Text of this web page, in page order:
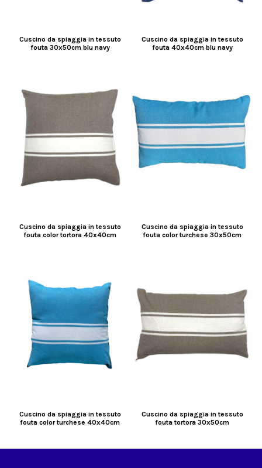
Cuscino da spiaggia in tessuto
fouta 30x50cm blu navy
Cuscino da spiaggia in tessuto
fouta 40x40cm blu navy
Cuscino da spiaggia in tessuto
fouta color tortora 40x40cm
Cuscino da spiaggia in tessuto
fouta color turchese 30x50cm
Cuscino da spiaggia in tessuto
fouta color turchese 40x40cm
Cuscino da spiaggia in tessuto
fouta tortora 30x50cm